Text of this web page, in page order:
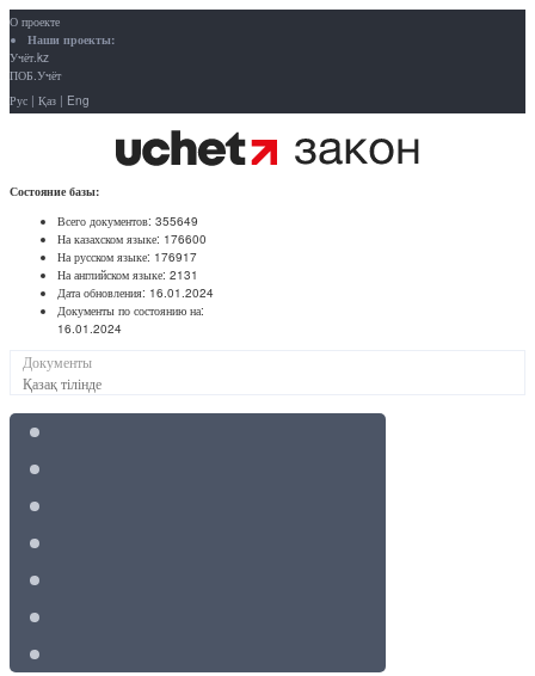
О проекте
Наши проекты:
Учёт.kz
ПОБ.Учёт
Рус | Қаз | Eng
Состояние базы:
Всего документов: 355649
На казахском языке: 176600
На русском языке: 176917
На английском языке: 2131
Дата обновления: 16.01.2024
Документы по состоянию на:
16.01.2024
Документы
Қазақ тілінде